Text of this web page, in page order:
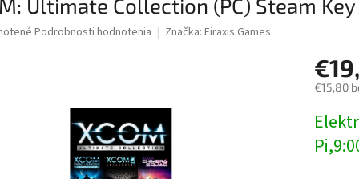
Ultimate Collection (PC) Steam Key
Podrobnosti hodnotenia Značka: Firaxis Games
€15,80
cena: